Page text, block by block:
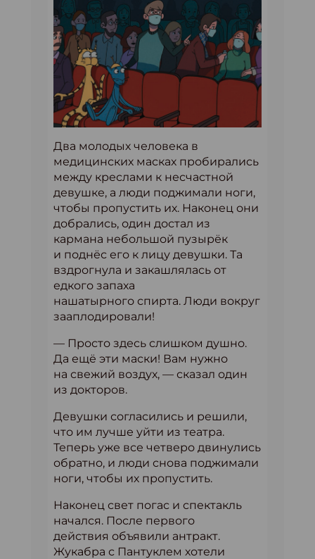
Два молодых человека в
медицинских масках пробирались
между креслами к несчастной
девушке, а люди поджимали ноги,
чтобы пропустить их. Наконец они
добрались, один достал из
кармана небольшой пузырёк
и поднёс его к лицу девушки. Та
вздрогнула и закашлялась от
едкого запаха
нашатырного спирта. Люди вокруг
зааплодировали!
— Просто здесь слишком душно.
Да ещё эти маски! Вам нужно
на свежий воздух, — сказал один
из докторов.
Девушки согласились и решили,
что им лучше уйти из театра.
Теперь уже все четверо двинулись
обратно, и люди снова поджимали
ноги, чтобы их пропустить.
Наконец свет погас и спектакль
начался. После первого
действия объявили антракт.
Жукабра с Пантуклем хотели